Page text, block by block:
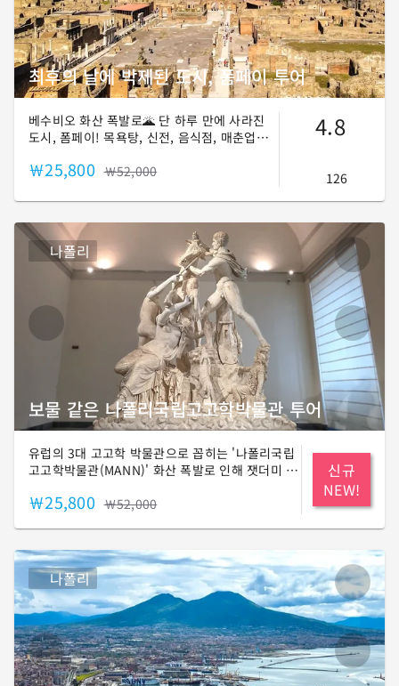
최후의 날에 박제된 도시, 폼페이 투어
베수비오 화산 폭발로🌋 단 하루 만에 사라진
도시, 폼페이! 목욕탕, 신전, 음식점, 매춘업소
와본 사람은 있어도, 모르는 사람은 없는 그곳
합니다!😄
￦25,800 ￦52,000
4.8
126
나폴리
보물 같은 나폴리국립고고학박물관 투어
유럽의 3대 고고학 박물관으로 꼽히는 '나폴리국립
고고학박물관(MANN)' 화산 폭발로 인해 잿더미 속
에서 발굴된 유물들과 르네상스 시기 이탈리아 유
시간. 오래 전, 그 날로 함께 떠나볼까요? 🚀
￦25,800 ￦52,000
신규
NEW!
나폴리